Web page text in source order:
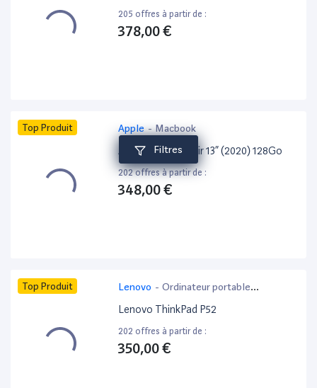
Filtres
205 offres à partir de :
378,00 €
Top Produit Apple- Macbook
Apple MacBook Air 13” (2020) 128Go
202 offres à partir de :
348,00 €
Top Produit Lenovo - Ordinateur portable
bureautique
Lenovo ThinkPad P52
202 offres à partir de :
350,00 €